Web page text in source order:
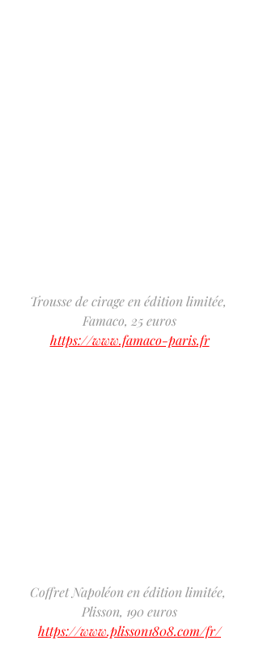
Trousse de cirage en édition limitée,
Famaco, 25 euros
https://www.famaco-paris.fr
Coffret Napoléon en édition limitée,
Plisson, 190 euros
https://www.plisson1808.com/fr/